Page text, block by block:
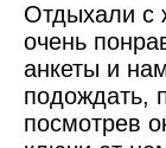
Отдыхали с
очень
анкеты и
подождать,
посмотрев